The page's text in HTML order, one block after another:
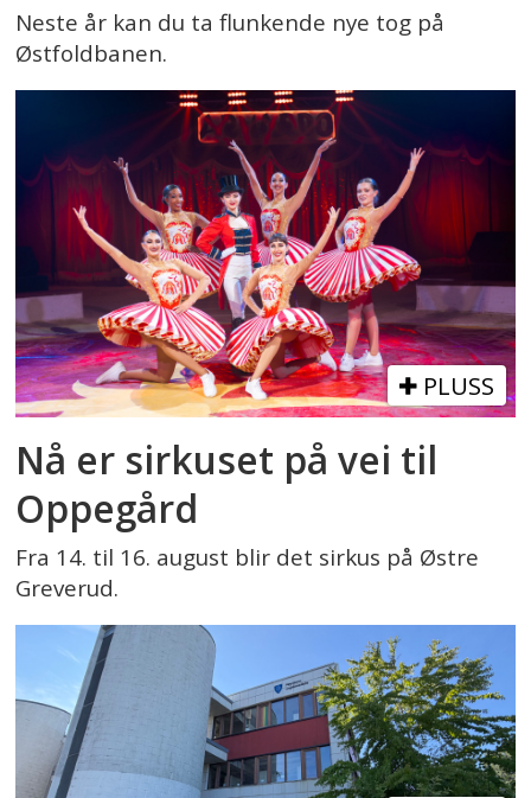
Neste år kan du ta flunkende nye tog på
Østfoldbanen.
PLUSS
Nå er sirkuset på vei til
Oppegård
Fra 14. til 16. august blir det sirkus på Østre
Greverud.